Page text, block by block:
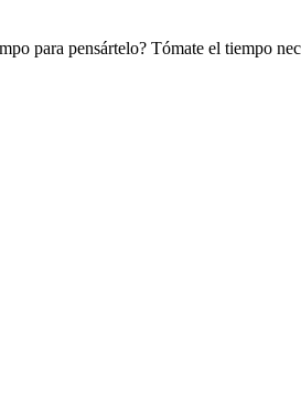
para pensártelo? Tómate el tiempo